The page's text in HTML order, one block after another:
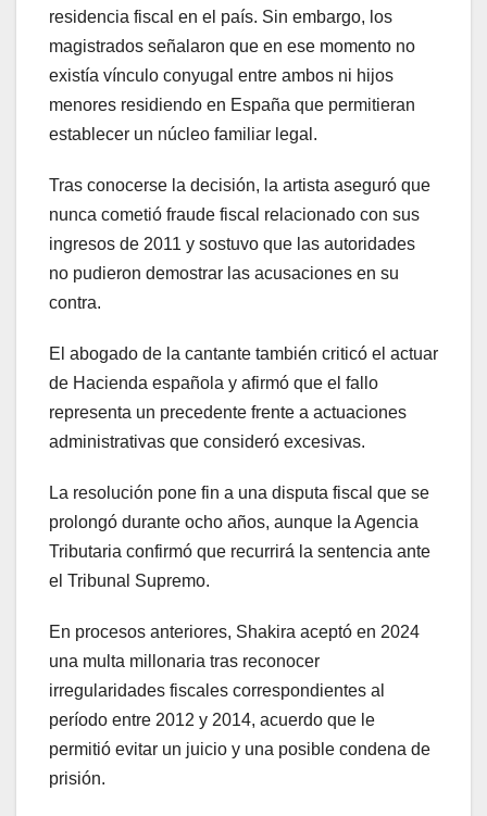
residencia fiscal en el país. Sin embargo, los
magistrados señalaron que en ese momento no
existía vínculo conyugal entre ambos ni hijos
menores residiendo en España que permitieran
establecer un núcleo familiar legal.
Tras conocerse la decisión, la artista aseguró que
nunca cometió fraude fiscal relacionado con sus
ingresos de 2011 y sostuvo que las autoridades
no pudieron demostrar las acusaciones en su
contra.
El abogado de la cantante también criticó el actuar
de Hacienda española y afirmó que el fallo
representa un precedente frente a actuaciones
administrativas que consideró excesivas.
La resolución pone fin a una disputa fiscal que se
prolongó durante ocho años, aunque la Agencia
Tributaria confirmó que recurrirá la sentencia ante
el Tribunal Supremo.
En procesos anteriores, Shakira aceptó en 2024
una multa millonaria tras reconocer
irregularidades fiscales correspondientes al
período entre 2012 y 2014, acuerdo que le
permitió evitar un juicio y una posible condena de
prisión.